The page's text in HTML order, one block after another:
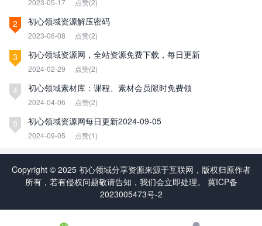
2023-05-17 点赞(2)
2 初心领域资源解压密码
2023-06-08 点赞(2)
3 初心领域资源网，全站资源免费下载，每日更新
2024-02-29 点赞(2)
4 初心领域素材库：课程、素材会员限时免费领
2024-04-06 点赞(2)
5 初心领域资源网每日更新2024-09-05
2024-09-05 点赞(1)
Copyright © 2025 初心领域分享资源来源于互联网，版权归原作者
所有，若有侵权问题敬请告知，我们会立即处理。 冀ICP备
2023005473号-2